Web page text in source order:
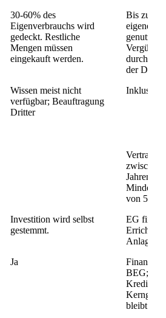
30-60% des
Eigenverbrauchs wird
gedeckt. Restliche
Mengen müssen
eingekauft werden.
Bis zu
eigenen
genutzt
durch
der
Wissen meist nicht
verfügbar; Beauftragung
Dritter
Inklusiv
zwischen
Jahren.
von 500
Investition wird selbst
gestemmt.
EG
Anlage.
Ja
BEG;
bleibt